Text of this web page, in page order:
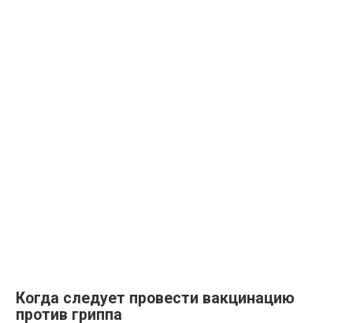
Когда следует провести вакцинацию
против гриппа